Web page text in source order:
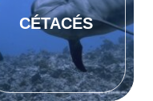
CÉTACÉS